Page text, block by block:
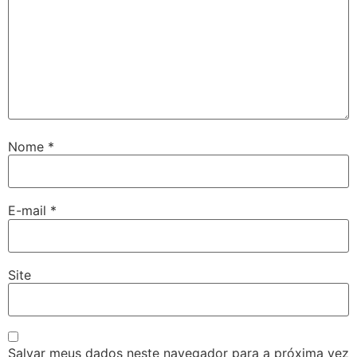
Nome *
E-mail *
Site
Salvar meus dados neste navegador para a próxima vez